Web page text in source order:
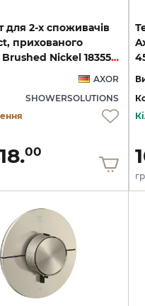
для 2-х споживачів
прихованого
монтажу, Brushed Nickel 18355820
AXOR
SHOWERSOLUTIONS
00